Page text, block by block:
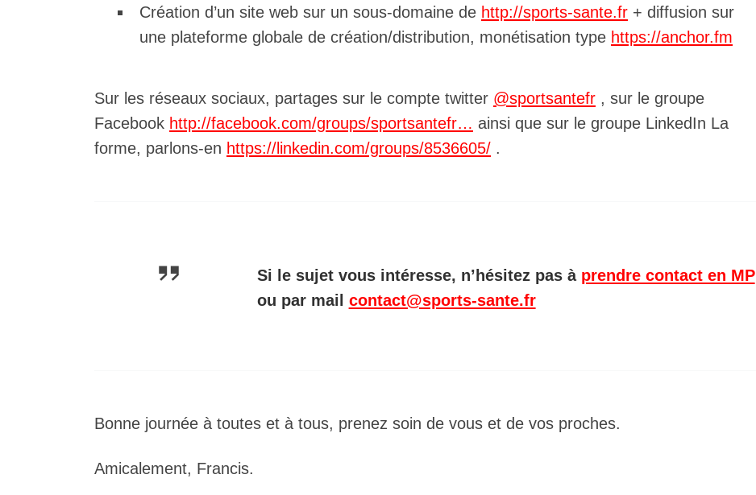
Création d’un site web sur un sous-domaine de http://sports-sante.fr + diffusion sur
une plateforme globale de création/distribution, monétisation type https://anchor.fm
Sur les réseaux sociaux, partages sur le compte twitter @sportsantefr , sur le groupe
Facebook http://facebook.com/groups/sportsantefr… ainsi que sur le groupe LinkedIn La
forme, parlons-en https://linkedin.com/groups/8536605/ .
Si le sujet vous intéresse, n’hésitez pas à prendre contact en MP
ou par mail contact@sports-sante.fr
Bonne journée à toutes et à tous, prenez soin de vous et de vos proches.
Amicalement, Francis.